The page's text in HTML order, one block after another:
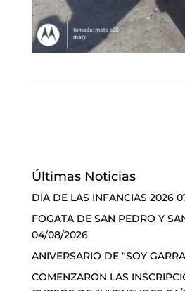
Últimas Noticias
DÍA DE LAS INFANCIAS 2026
FOGATA DE SAN PEDRO Y
04/08/2026
ANIVERSARIO DE “SOY
COMENZARON LAS